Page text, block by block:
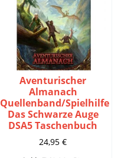
Aventurischer
Almanach
Quellenband/Spielhilfe
Das Schwarze Auge
DSA5 Taschenbuch
24,95€